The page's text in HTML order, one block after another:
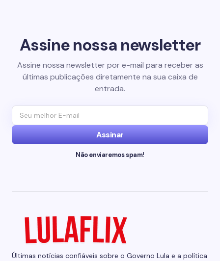
Assine nossa newsletter
Assine nossa newsletter por e-mail para receber as
últimas publicações diretamente na sua caixa de
entrada.
Assinar
Não enviaremos spam!
Últimas notícias confiáveis sobre o Governo Lula e a política